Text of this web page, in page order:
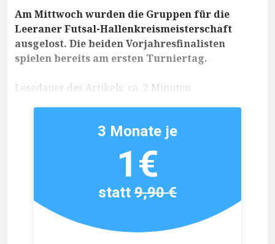
Am Mittwoch wurden die Gruppen für die
Leeraner Futsal-Hallenkreismeisterschaft
ausgelost. Die beiden Vorjahresfinalisten
spielen bereits am ersten Turniertag.
Lesedauer des Artikels: ca. 2 Minuten
3 Monate je
1€
statt9,90 €